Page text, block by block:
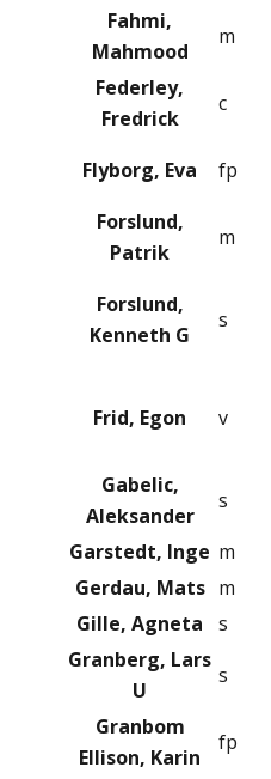
Fahmi,
Mahmood
m
Federley,
Fredrick
c
Flyborg, Eva fp
Forslund,
Patrik
m
Forslund,
Kenneth G
s
Frid, Egon v
Gabelic,
Aleksander
s
Garstedt, Inge m
Gerdau, Mats m
Gille, Agneta
s
Granberg, Lars
U
s
Granbom
Ellison, Karin
fp